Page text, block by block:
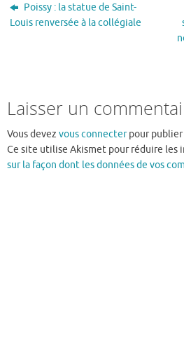
Poissy : la statue de Saint-
Louis renversée à la collégiale
Laisser un
Vous devez vous connecterpour publier
Ce site utilise Akismet pour réduire les
sur la façon dont les données de vos